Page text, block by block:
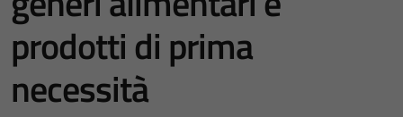
prodotti di prima
necessità